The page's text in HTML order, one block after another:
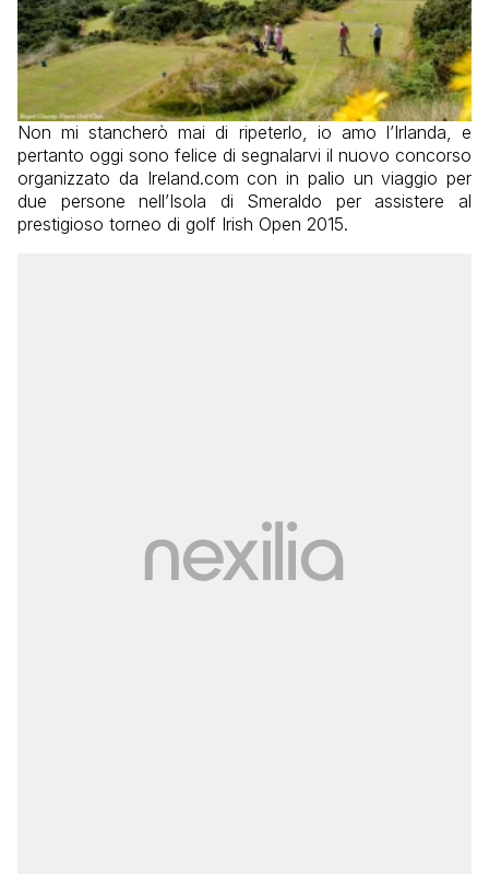
Non mi stancherò mai di ripeterlo, io amo l’Irlanda, e
pertanto oggi sono felice di segnalarvi il nuovo concorso
organizzato da Ireland.com con in palio un viaggio per
due persone nell’Isola di Smeraldo per assistere al
prestigioso torneo di golf Irish Open 2015.